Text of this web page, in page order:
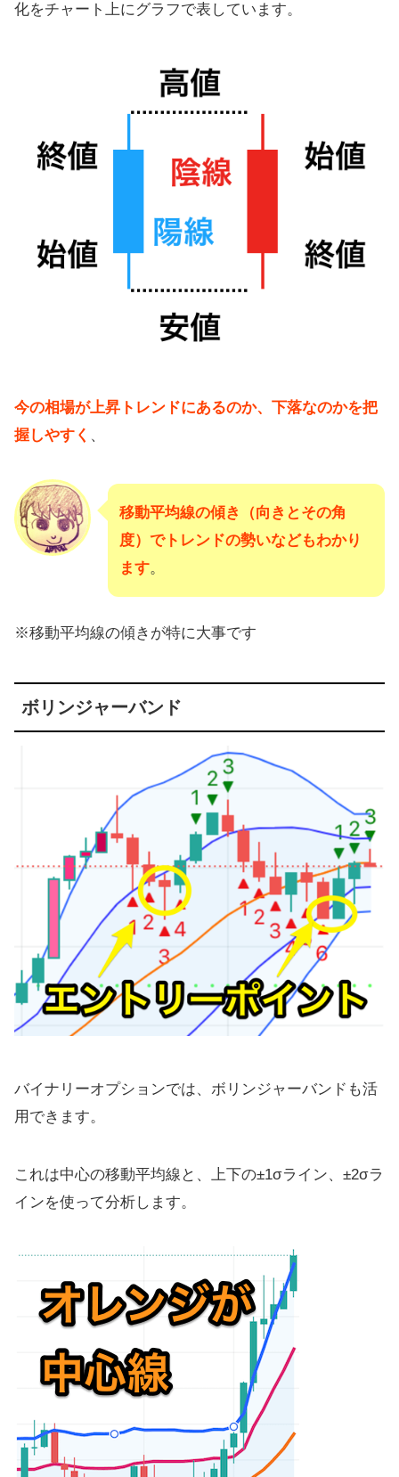
化をチャート上にグラフで表しています。
今の相場が上昇トレンドにあるのか、下落なのかを把
握しやすく 、
移動平均線の傾き（向きとその角
度）でトレンドの勢いなどもわかり
ます。
※移動平均線の傾きが特に大事です
ボリンジャーバンド
バイナリーオプションでは、ボリンジャーバンドも活
用できます。
これは中心の移動平均線と、上下の±1σライン、±2σラ
インを使って分析します。